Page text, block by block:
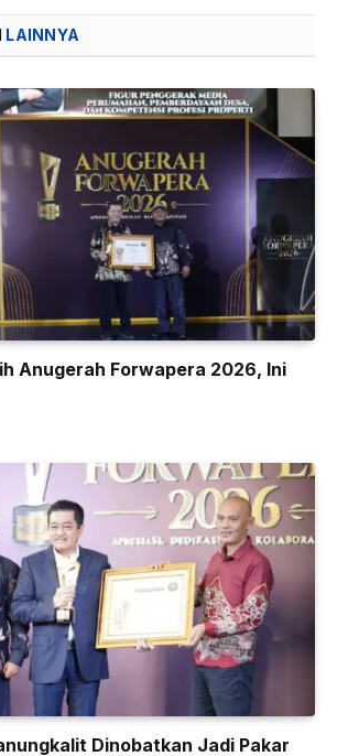
LAINNYA
Anugerah Forwapera 2026, Ini
Dinobatkan Jadi Pakar